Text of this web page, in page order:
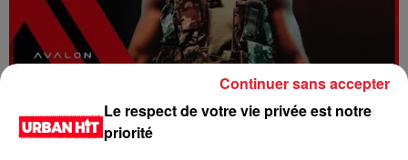
Le respect de votre vie privée est notre
priorité
Continuer sans accepter